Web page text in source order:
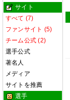
サイト
すべて (7)
ファンサイト (5)
チーム公式 (2)
選手公式
著名人
メディア
サイトを推薦
選手